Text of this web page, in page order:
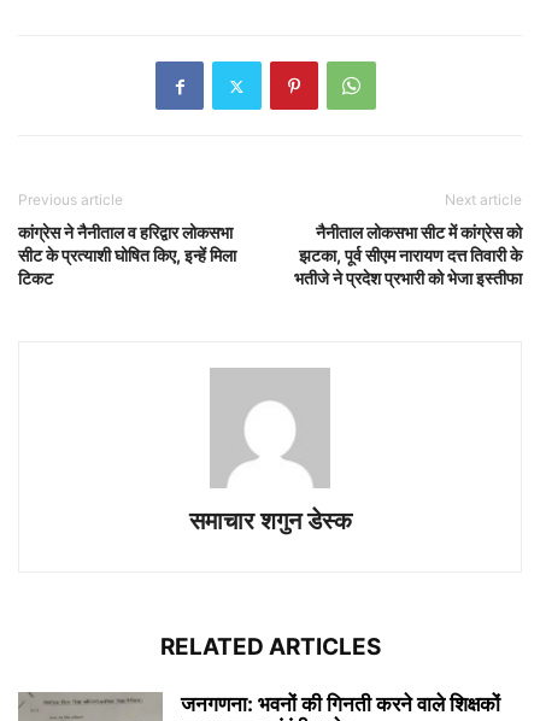
Previous article
कांग्रेस ने नैनीताल व हरिद्वार लोकसभा
सीट के प्रत्याशी घोषित किए, इन्हें मिला
टिकट
Next article
नैनीताल लोकसभा सीट में कांग्रेस को
झटका, पूर्व सीएम नारायण दत्त तिवारी के
भतीजे ने प्रदेश प्रभारी को भेजा इस्तीफा
समाचार शगुन डेस्क
RELATED ARTICLES
जनगणना: भवनों की गिनती करने वाले शिक्षकों